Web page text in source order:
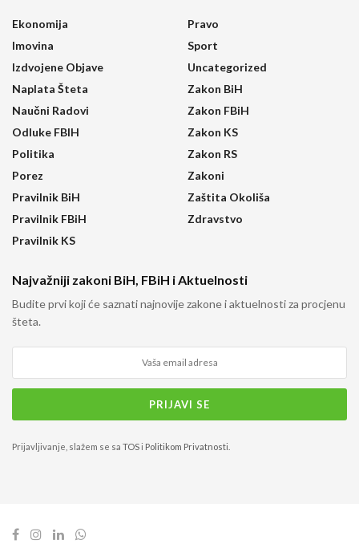
Ekonomija
Imovina
Izdvojene Objave
Naplata Šteta
Naučni Radovi
Odluke FBIH
Politika
Porez
Pravilnik BiH
Pravilnik FBiH
Pravilnik KS
Pravo
Sport
Uncategorized
Zakon BiH
Zakon FBiH
Zakon KS
Zakon RS
Zakoni
Zaštita Okoliša
Zdravstvo
Najvažniji zakoni BiH, FBiH i Aktuelnosti
Budite prvi koji će saznati najnovije zakone i aktuelnosti za procjenu
šteta.
Prijavljivanje, slažem se sa TOSi Politikom Privatnosti